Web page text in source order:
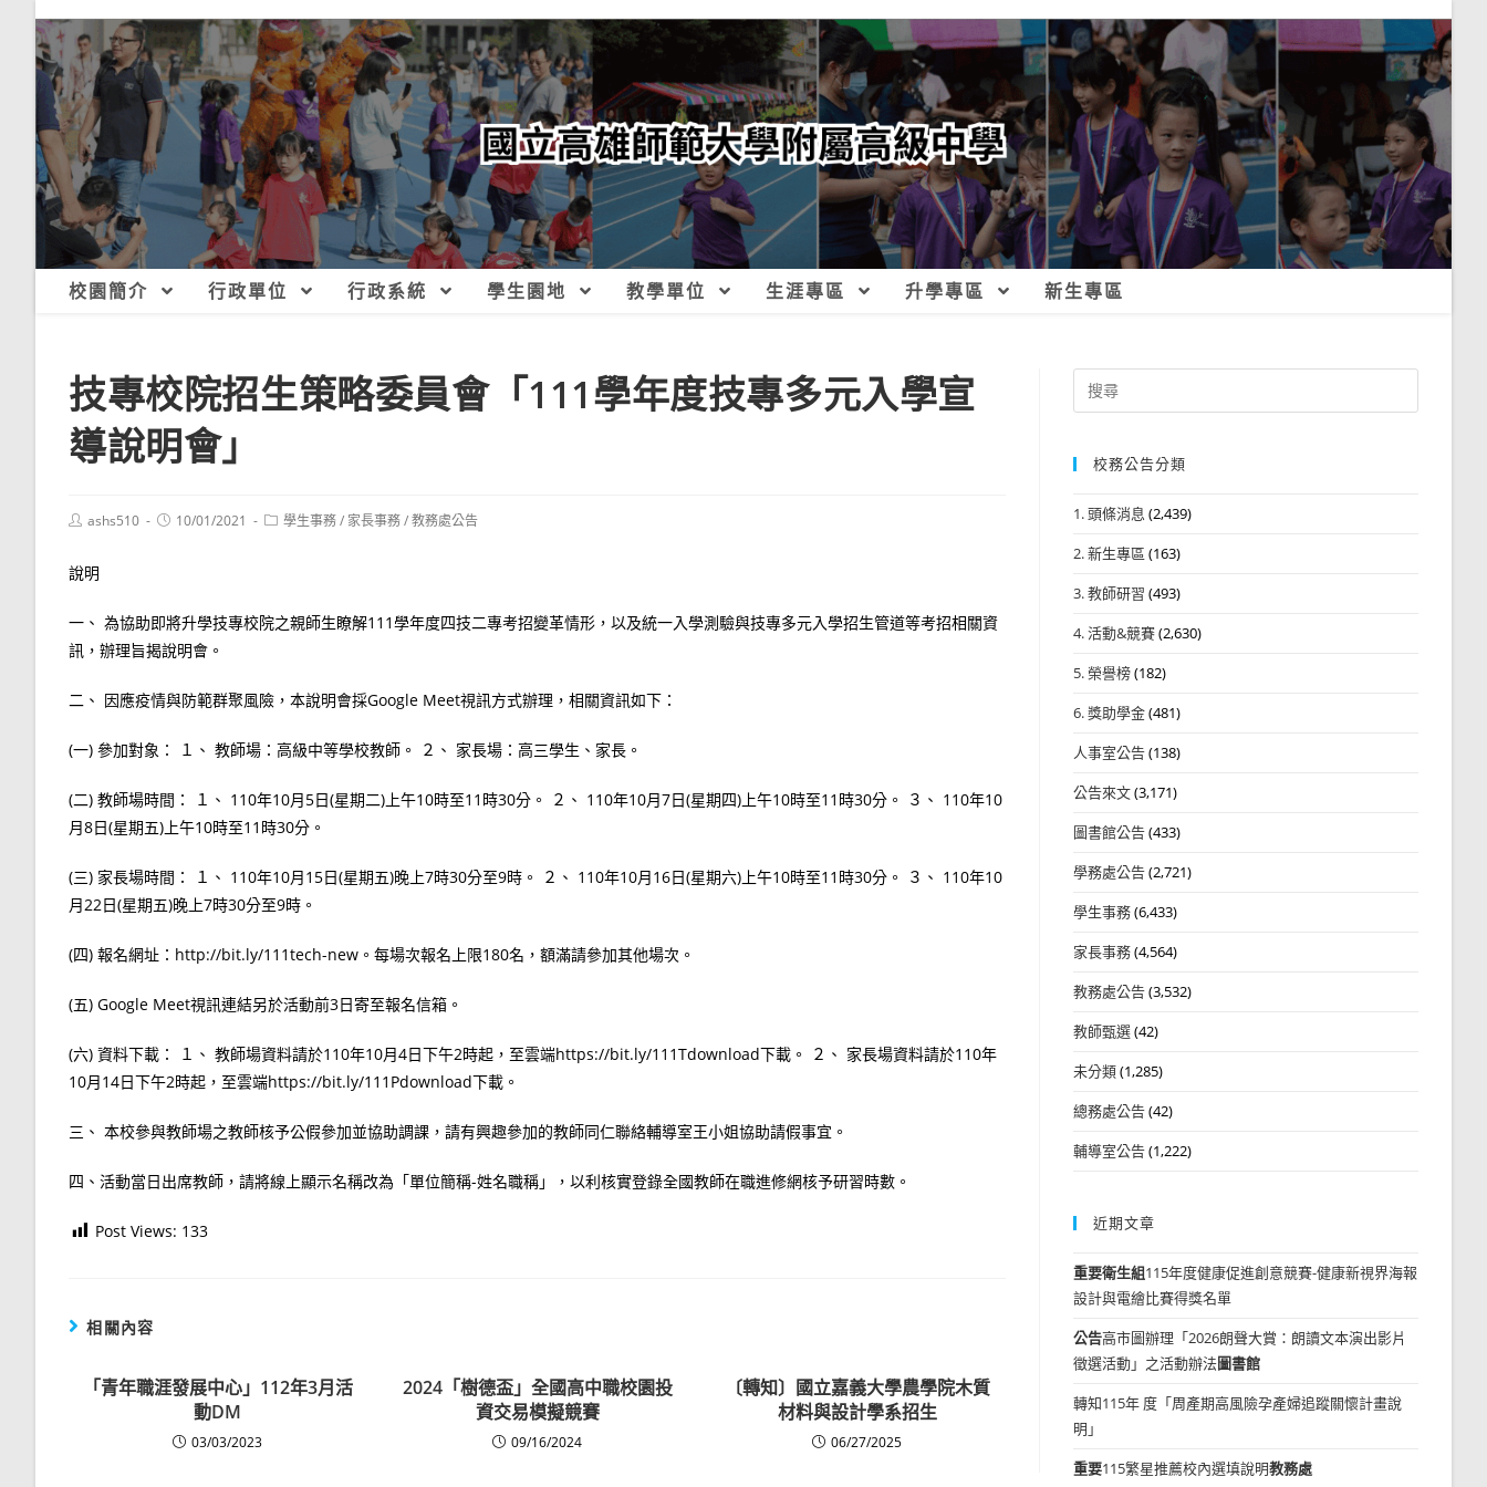
校園簡介 行政單位 行政系統 學生園地 教學單位 生涯專區 升學專區 新生專區
技專校院招生策略委員會「111學年度技專多元入學宣
導說明會」
Postashs510
Post10/01/2021
Post學生事務/ 家長事務/教務處公告
說明
一、 為協助即將升學技專校院之親師生瞭解111學年度四技二專考招變革情形，以及統一入學測驗與技專多元入學招生管道等考招相關資
訊，辦理旨揭說明會。
二、 因應疫情與防範群聚風險，本說明會採Google Meet視訊方式辦理，相關資訊如下：
(一) 參加對象： １、 教師場：高級中等學校教師。 ２、 家長場：高三學生、家長。
(二) 教師場時間： １、 110年10月5日(星期二)上午10時至11時30分。 ２、 110年10月7日(星期四)上午10時至11時30分。 ３、 110年10
月8日(星期五)上午10時至11時30分。
(三) 家長場時間： １、 110年10月15日(星期五)晚上7時30分至9時。 ２、 110年10月16日(星期六)上午10時至11時30分。 ３、 110年10
月22日(星期五)晚上7時30分至9時。
(四) 報名網址：http://bit.ly/111tech-new。每場次報名上限180名，額滿請參加其他場次。
(五) Google Meet視訊連結另於活動前3日寄至報名信箱。
(六) 資料下載： １、 教師場資料請於110年10月4日下午2時起，至雲端https://bit.ly/111Tdownload下載。 ２、 家長場資料請於110年
10月14日下午2時起，至雲端https://bit.ly/111Pdownload下載。
三、 本校參與教師場之教師核予公假參加並協助調課，請有興趣參加的教師同仁聯絡輔導室王小姐協助請假事宜。
四、活動當日出席教師，請將線上顯示名稱改為「單位簡稱-姓名職稱」，以利核實登錄全國教師在職進修網核予研習時數。
Post Views: 133
相關內容
「青年職涯發展中心」112年3月活
動DM
03/03/2023
2024「樹德盃」全國高中職校園投
資交易模擬競賽
09/16/2024
〔轉知〕國立嘉義大學農學院木質
材料與設計學系招生
06/27/2025
Search
for:
校務公告分類
1. 頭條消息 (2,439)
2. 新生專區 (163)
3. 教師研習 (493)
4. 活動&競賽(2,630)
5. 榮譽榜(182)
6. 獎助學金(481)
人事室公告(138)
公告來文(3,171)
圖書館公告(433)
學務處公告(2,721)
學生事務(6,433)
家長事務(4,564)
教務處公告(3,532)
教師甄選(42)
未分類(1,285)
總務處公告(42)
輔導室公告(1,222)
近期文章
重要衛生組115年度健康促進創意競賽-健康新視界海報
設計與電繪比賽得獎名單
公告高市圖辦理「2026朗聲大賞：朗讀文本演出影片
徵選活動」之活動辦法圖書館
轉知115年 度「周產期高風險孕產婦追蹤關懷計畫說
明」
重要115繁星推薦校內選填說明教務處